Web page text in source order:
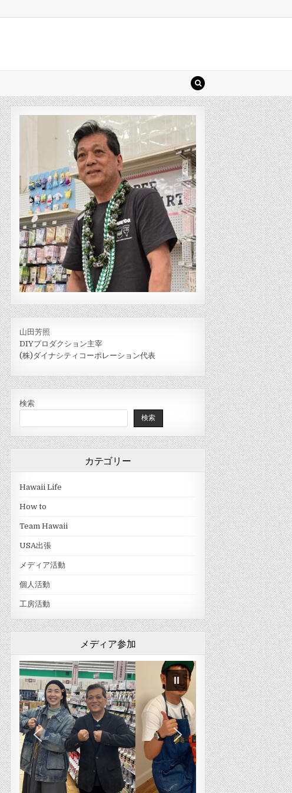
山田芳照
DIYプロダクション主宰
(株)ダイナシティコーポレーション代表
検索
検索
カテゴリー
Hawaii Life
How to
Team Hawaii
USA出張
メディア活動
個人活動
工房活動
メディア参加